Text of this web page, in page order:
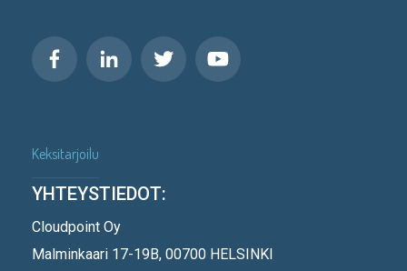
Keksitarjoilu
YHTEYSTIEDOT:
Cloudpoint Oy
Malminkaari 17-19B, 00700 HELSINKI